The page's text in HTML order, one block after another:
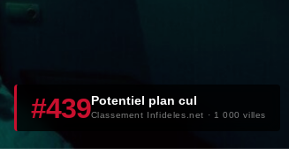
#439Potentiel plan cul
Classement Infideles.net · 1 000 villes